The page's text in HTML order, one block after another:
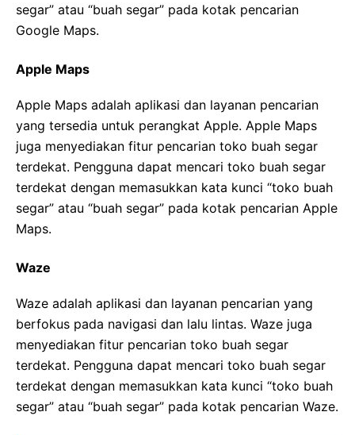
segar” atau “buah segar” pada kotak pencarian
Google Maps.
Apple Maps
Apple Maps adalah aplikasi dan layanan pencarian
yang tersedia untuk perangkat Apple. Apple Maps
juga menyediakan fitur pencarian toko buah segar
terdekat. Pengguna dapat mencari toko buah segar
terdekat dengan memasukkan kata kunci “toko buah
segar” atau “buah segar” pada kotak pencarian Apple
Maps.
Waze
Waze adalah aplikasi dan layanan pencarian yang
berfokus pada navigasi dan lalu lintas. Waze juga
menyediakan fitur pencarian toko buah segar
terdekat. Pengguna dapat mencari toko buah segar
terdekat dengan memasukkan kata kunci “toko buah
segar” atau “buah segar” pada kotak pencarian Waze.